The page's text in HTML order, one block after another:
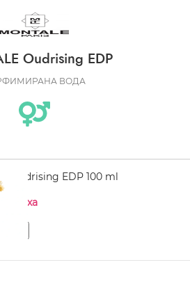
Oudrising EDP
ВОДА
Oudrising EDP 100 ml
залиха